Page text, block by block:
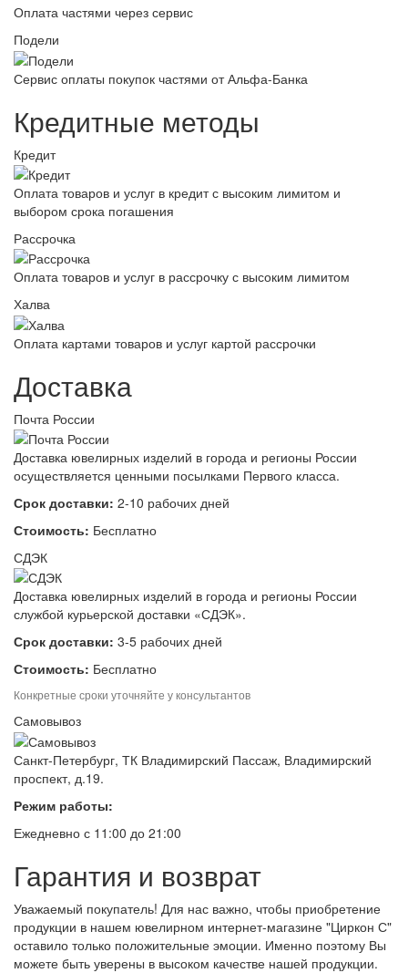
Оплата частями через сервис
Подели
Сервис оплаты покупок частями от Альфа-Банка
Кредитные методы
Кредит
Оплата товаров и услуг в кредит с высоким лимитом и
выбором срока погашения
Рассрочка
Оплата товаров и услуг в рассрочку с высоким лимитом
Халва
Оплата картами товаров и услуг картой рассрочки
Доставка
Почта России
Доставка ювелирных изделий в города и регионы России
осуществляется ценными посылками Первого класса.
Срок доставки: 2-10 рабочих дней
Стоимость: Бесплатно
СДЭК
Доставка ювелирных изделий в города и регионы России
службой курьерской доставки «СДЭК».
Срок доставки: 3-5 рабочих дней
Стоимость: Бесплатно
Конкретные сроки уточняйте у консультантов
Самовывоз
Санкт-Петербург, ТК Владимирский Пассаж, Владимирский
проспект, д.19.
Режим работы:
Ежедневно с 11:00 до 21:00
Гарантия и возврат
Уважаемый покупатель! Для нас важно, чтобы приобретение
продукции в нашем ювелирном интернет-магазине "Циркон С"
оставило только положительные эмоции. Именно поэтому Вы
можете быть уверены в высоком качестве нашей продукции.